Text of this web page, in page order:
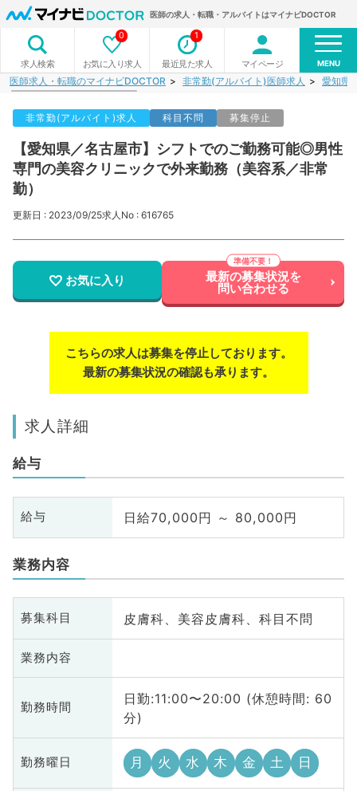
医師の求人・転職・アルバイトはマイナビDOCTOR
求人検索 お気に入り求人
0
最近見た求人
1
マイページ MENU
医師求人・転職のマイナビDOCTOR 非常勤(アルバイト)医師求人 愛知県
非常勤(アルバイト)求人 科目不問 募集停止
【愛知県／名古屋市】シフトでのご勤務可能◎男性
専門の美容クリニックで外来勤務（美容系／非常
勤）
更新日 : 2023/09/25求人No : 616765
お気に入り 最新の募集状況を
問い合わせる
こちらの求人は募集を停止しております。
最新の募集状況の確認も承ります。
求人詳細
給与
給与 日給70,000円 ～ 80,000円
業務内容
募集科目 皮膚科、美容皮膚科、科目不問
業務内容
勤務時間
日勤:11:00〜20:00 (休憩時間: 60
分)
勤務曜日 月 火 水 木 金 土 日